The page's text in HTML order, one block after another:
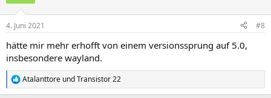
4. Juni 2021 #8
hätte mir mehr erhofft von einem versionssprung auf 5.0,
insbesondere wayland.
R
e
Atalanttore undTransistor 22